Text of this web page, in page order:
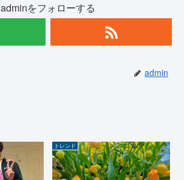
adminをフォローする
admin
トレンド